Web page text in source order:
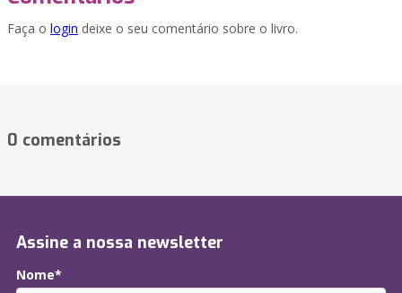
Faça o login deixe o seu comentário sobre o livro.
0 comentários
Assine a nossa newsletter
Nome*